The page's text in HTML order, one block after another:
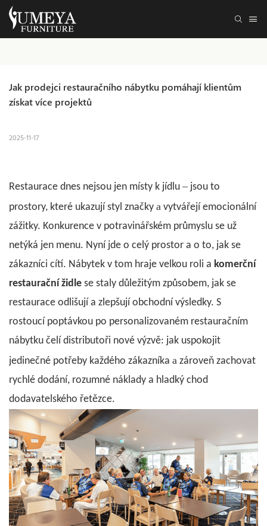
Jak prodejci restauračního nábytku pomáhají klientům
získat více projektů
2025-11-17
Restaurace dnes nejsou jen místy k jídlu – jsou to
prostory, které ukazují styl značky a vytvářejí emocionální
zážitky. Konkurence v potravinářském průmyslu se už
netýká jen menu. Nyní jde o celý prostor a o to, jak se
zákazníci cítí. Nábytek v tom hraje velkou roli a komerční
restaurační židle se staly důležitým způsobem, jak se
restaurace odlišují a zlepšují obchodní výsledky. S
rostoucí poptávkou po personalizovaném restauračním
nábytku čelí distributoři nové výzvě: jak uspokojit
jedinečné potřeby každého zákazníka a zároveň zachovat
rychlé dodání, rozumné náklady a hladký chod
dodavatelského řetězce.